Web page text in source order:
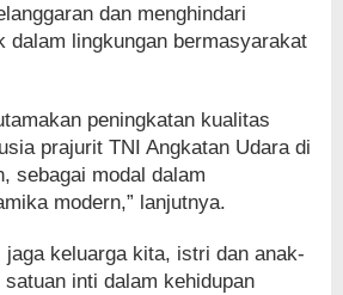
dan menghindari
dalam lingkungan bermasyarakat
peningkatan kualitas
prajurit TNI Angkatan Udara di
sebagai modal dalam
modern,” lanjutnya.
jaga keluarga kita, istri dan anak-
inti dalam kehidupan